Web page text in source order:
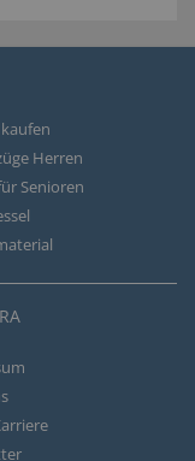
Herren
Senioren